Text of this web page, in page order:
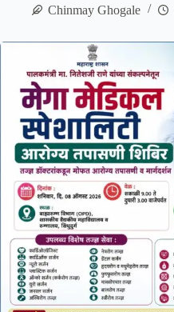
Chinmay Ghogale